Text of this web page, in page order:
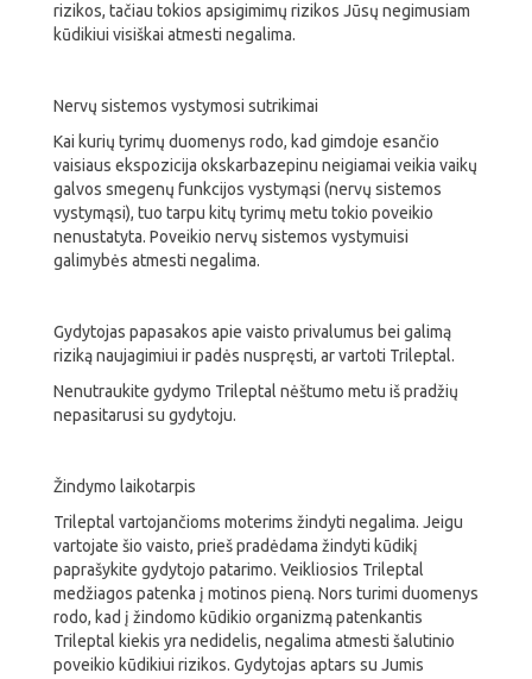
rizikos, tačiau tokios apsigimimų rizikos Jūsų negimusiam
kūdikiui visiškai atmesti negalima.
Nervų sistemos vystymosi sutrikimai
Kai kurių tyrimų duomenys rodo, kad gimdoje esančio
vaisiaus ekspozicija okskarbazepinu neigiamai veikia vaikų
galvos smegenų funkcijos vystymąsi (nervų sistemos
vystymąsi), tuo tarpu kitų tyrimų metu tokio poveikio
nenustatyta. Poveikio nervų sistemos vystymuisi
galimybės atmesti negalima.
Gydytojas papasakos apie vaisto privalumus bei galimą
riziką naujagimiui ir padės nuspręsti, ar vartoti Trileptal.
Nenutraukite gydymo Trileptal nėštumo metu iš pradžių
nepasitarusi su gydytoju.
Žindymo laikotarpis
Trileptal vartojančioms moterims žindyti negalima. Jeigu
vartojate šio vaisto, prieš pradėdama žindyti kūdikį
paprašykite gydytojo patarimo. Veikliosios Trileptal
medžiagos patenka į motinos pieną. Nors turimi duomenys
rodo, kad į žindomo kūdikio organizmą patenkantis
Trileptal kiekis yra nedidelis, negalima atmesti šalutinio
poveikio kūdikiui rizikos. Gydytojas aptars su Jumis